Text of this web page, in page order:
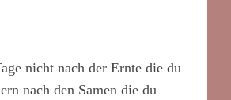
nicht nach der Ernte die du
nach den Samen die du